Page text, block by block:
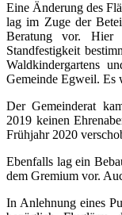
Eine Änderung des
lag im Zuge der
Beratung vor.
Standfestigkeit
Waldkindergartens
Gemeinde Egweil. Es
Der Gemeinderat
2019 keinen
Frühjahr 2020
Ebenfalls lag ein
dem Gremium vor.
In Anlehnung eines